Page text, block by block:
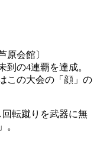
原会館〕
到の4連覇を達成。
この大会の「顔」の
転蹴りを武器に無
」。